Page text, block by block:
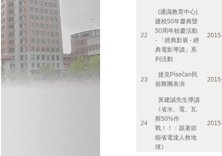
22
(通識教育中心)
建校50年慶典暨
50周年校慶活動
- 「經典影展 - 經
典電影導讀」系
列活動
23
捷克Písečan民
俗舞團表演
24
黃建誠先生導讀
《省水、電、瓦
斯50%作
戰！！：跟著節
能省電達人救地
球》